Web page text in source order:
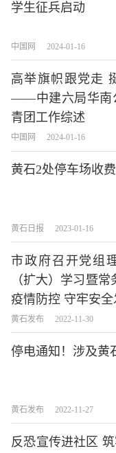
学生征兵启动
中国网 2024-01-16
高举旗帜跟党走
——中建六局华南
青团工作综述
中国网 2024-01-16
黄石2处停车场收费
黄石日报 2023-01-16
市政府召开党组
（扩大）学习暨
疫情防控 守牢安
黄石发布 2022-11-30
停电通知！涉及黄
黄石发布 2022-11-27
反恐宣传进社区